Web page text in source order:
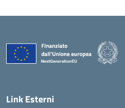
Link Esterni